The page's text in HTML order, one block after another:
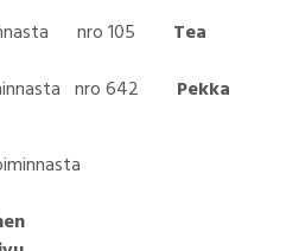
nro 105 Tea
nro 642 Pekka